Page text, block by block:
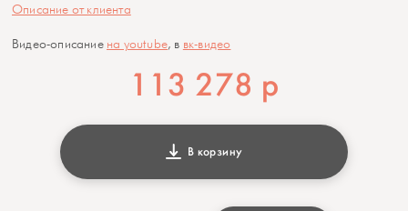
Описание от клиента
Видео-описание на youtube, в вк-видео
113 278 р
В корзину